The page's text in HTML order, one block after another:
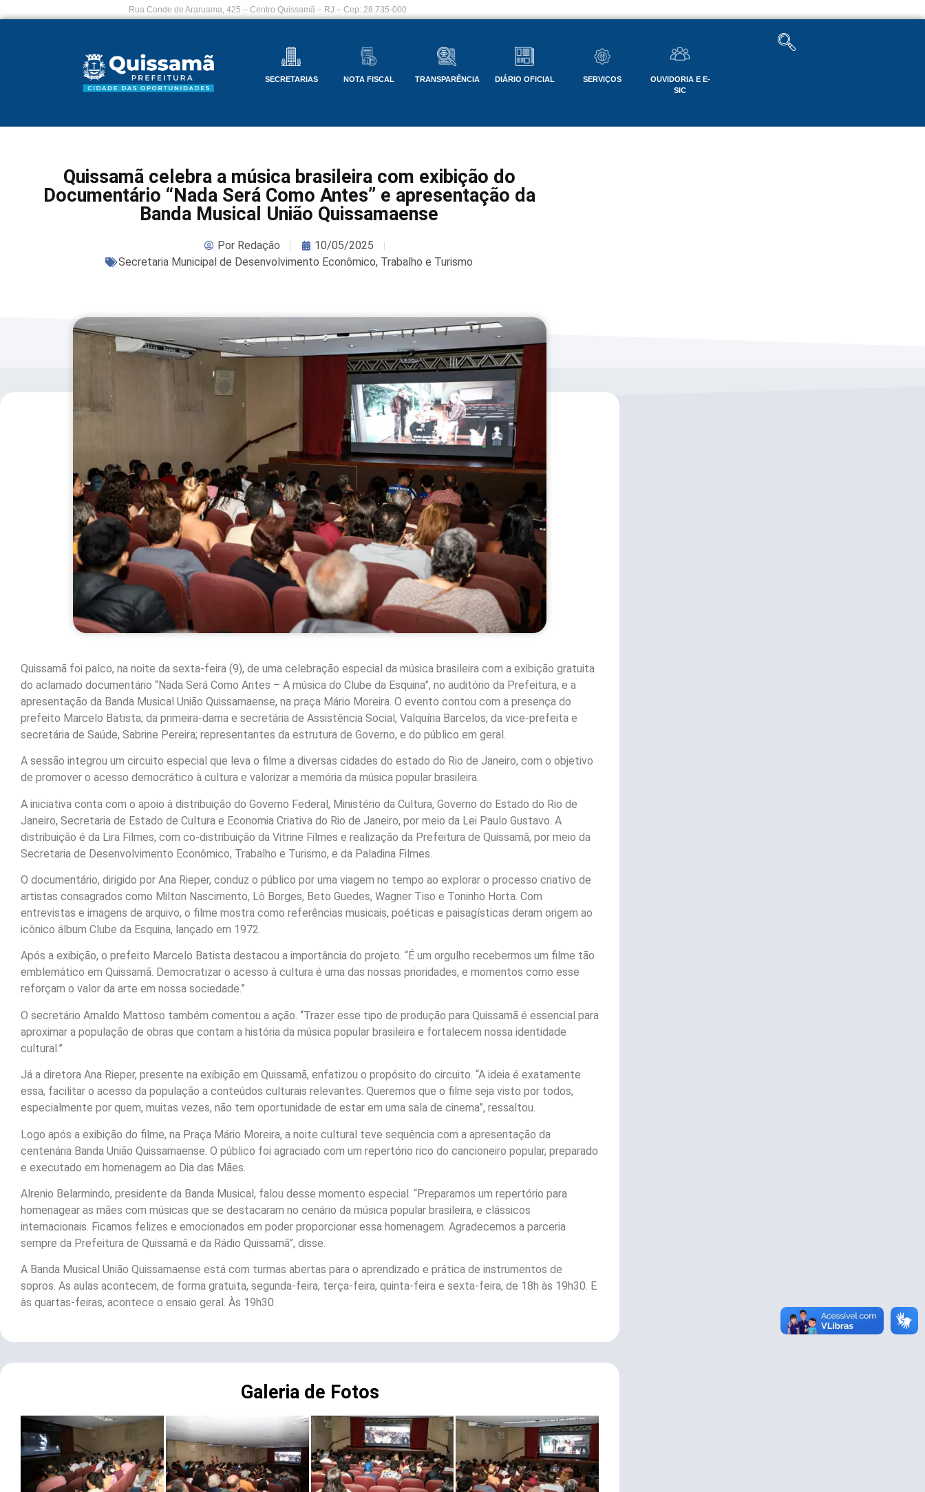
Rua Conde de Araruama, 425 – Centro Quissamã – RJ – Cep: 28.735-000
SECRETARIAS NOTA FISCAL TRANSPARÊNCIA DIÁRIO OFICIAL SERVIÇOS
OUVIDORIA E E-
SIC
Quissamã celebra a música brasileira com exibição do
Documentário “Nada Será Como Antes” e apresentação da
Banda Musical União Quissamaense
PorRedação
10/05/2025
Secretaria Municipal de Desenvolvimento Econômico, Trabalho e Turismo
Quissamã foi palco, na noite da sexta-feira (9), de uma celebração especial da música brasileira com a exibição gratuita
do aclamado documentário “Nada Será Como Antes – A música do Clube da Esquina”, no auditório da Prefeitura, e a
apresentação da Banda Musical União Quissamaense, na praça Mário Moreira. O evento contou com a presença do
prefeito Marcelo Batista; da primeira-dama e secretária de Assistência Social, Valquíria Barcelos; da vice-prefeita e
secretária de Saúde, Sabrine Pereira; representantes da estrutura de Governo, e do público em geral.
A sessão integrou um circuito especial que leva o filme a diversas cidades do estado do Rio de Janeiro, com o objetivo
de promover o acesso democrático à cultura e valorizar a memória da música popular brasileira.
A iniciativa conta com o apoio à distribuição do Governo Federal, Ministério da Cultura, Governo do Estado do Rio de
Janeiro, Secretaria de Estado de Cultura e Economia Criativa do Rio de Janeiro, por meio da Lei Paulo Gustavo. A
distribuição é da Lira Filmes, com co-distribuição da Vitrine Filmes e realização da Prefeitura de Quissamã, por meio da
Secretaria de Desenvolvimento Econômico, Trabalho e Turismo, e da Paladina Filmes.
O documentário, dirigido por Ana Rieper, conduz o público por uma viagem no tempo ao explorar o processo criativo de
artistas consagrados como Milton Nascimento, Lô Borges, Beto Guedes, Wagner Tiso e Toninho Horta. Com
entrevistas e imagens de arquivo, o filme mostra como referências musicais, poéticas e paisagísticas deram origem ao
icônico álbum Clube da Esquina, lançado em 1972.
Após a exibição, o prefeito Marcelo Batista destacou a importância do projeto. “É um orgulho recebermos um filme tão
emblemático em Quissamã. Democratizar o acesso à cultura é uma das nossas prioridades, e momentos como esse
reforçam o valor da arte em nossa sociedade.”
O secretário Arnaldo Mattoso também comentou a ação. “Trazer esse tipo de produção para Quissamã é essencial para
aproximar a população de obras que contam a história da música popular brasileira e fortalecem nossa identidade
cultural.”
Já a diretora Ana Rieper, presente na exibição em Quissamã, enfatizou o propósito do circuito. “A ideia é exatamente
essa, facilitar o acesso da população a conteúdos culturais relevantes. Queremos que o filme seja visto por todos,
especialmente por quem, muitas vezes, não tem oportunidade de estar em uma sala de cinema”, ressaltou.
Logo após a exibição do filme, na Praça Mário Moreira, a noite cultural teve sequência com a apresentação da
centenária Banda União Quissamaense. O público foi agraciado com um repertório rico do cancioneiro popular, preparado
e executado em homenagem ao Dia das Mães.
Alrenio Belarmindo, presidente da Banda Musical, falou desse momento especial. “Preparamos um repertório para
homenagear as mães com músicas que se destacaram no cenário da música popular brasileira, e clássicos
internacionais. Ficamos felizes e emocionados em poder proporcionar essa homenagem. Agradecemos a parceria
sempre da Prefeitura de Quissamã e da Rádio Quissamã”, disse.
A Banda Musical União Quissamaense está com turmas abertas para o aprendizado e prática de instrumentos de
sopros. As aulas acontecem, de forma gratuita, segunda-feira, terça-feira, quinta-feira e sexta-feira, de 18h às 19h30. E
às quartas-feiras, acontece o ensaio geral. Às 19h30.
Galeria de Fotos